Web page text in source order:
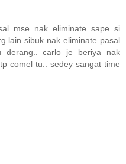
mse nak eliminate sape si
lain sibuk nak eliminate pasal
derang.. carlo je beriya nak
comel tu.. sedey sangat time